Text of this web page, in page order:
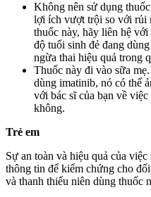
Không nên sử dụng
lợi ích vượt trội so với rủi
thuốc này, hãy liên hệ
độ tuổi sinh đẻ đang
ngừa thai hiệu quả trong
Thuốc này đi vào sữa
dùng imatinib, nó có thể
với bác sĩ của bạn về
không.
Trẻ em
Sự an toàn và hiệu quả của
thông tin để kiểm chứng cho
và thanh thiếu niên dùng thuốc